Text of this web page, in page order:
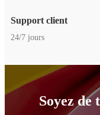
Support client
24/7 jours
Soyez de